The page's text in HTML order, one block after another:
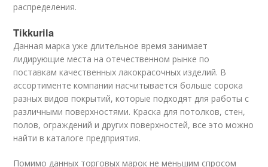
распределения.
Tikkurila
Данная марка уже длительное время занимает
лидирующие места на отечественном рынке по
поставкам качественных лакокрасочных изделий. В
ассортименте компании насчитывается больше сорока
разных видов покрытий, которые подходят для работы с
различными поверхностями. Краска для потолков, стен,
полов, ограждений и других поверхностей, все это можно
найти в каталоге предприятия.
Помимо данных торговых марок не меньшим спросом